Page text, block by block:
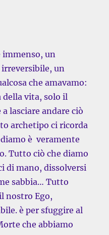
immenso, un
un
che amavamo:
vita, solo il
lasciare andare ciò
archetipo ci ricorda
è veramente
Tutto ciò che diamo
di mano, dissolversi
sabbia… Tutto
nostro Ego,
è per sfuggire al
che abbiamo